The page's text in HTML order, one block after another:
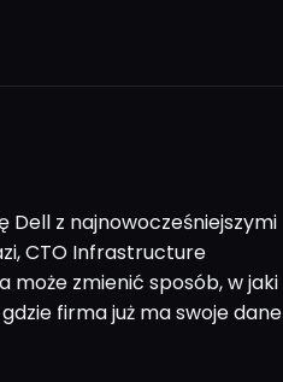
z najnowocześniejszymi
CTO Infrastructure
może zmienić sposób, w jaki
firma już ma swoje dane